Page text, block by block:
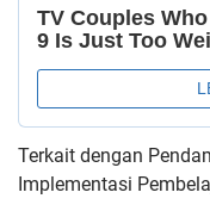
Terkait dengan
Implementasi